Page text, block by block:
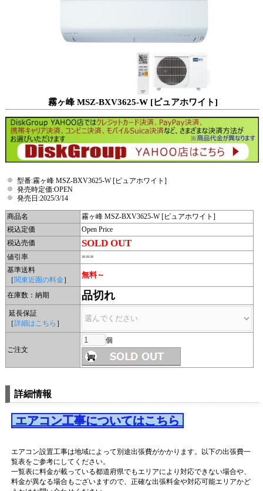
霧ヶ峰 MSZ-BXV3625-W [ピュアホワイト]
型番:霧ヶ峰 MSZ-BXV3625-W [ピュアホワイト]
発売時定価:OPEN
発売日:2025/3/14
商品名
霧ヶ峰 MSZ-BXV3625-W [ピュアホワイト]
税込定価
Open Price
税込売価
SOLD OUT
値引率
===
基準送料
［関東近圏の料金］
無料～
在庫数：納期 品切れ
延長保証
［詳細はこちら ］
ご注文
個
詳細情報
エアコン工事についてはこちら
エアコン設置工事は地域によって別途出張費がかかります。以下の出張費一
覧表をご参考にしてください。
一覧表に料金が載っている都道府県でもエリアにより対応できない場合や、
料金が異なる場合もございますので、正確な出張料金や対応可能エリアかど